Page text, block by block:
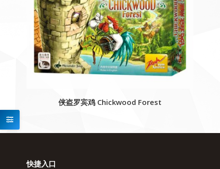
侠盗罗宾鸡 Chickwood Forest
快捷入口